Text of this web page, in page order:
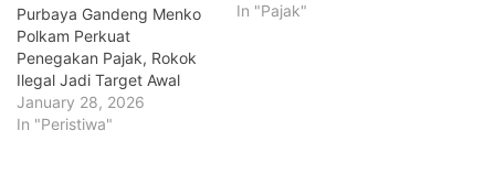
Purbaya Gandeng Menko
Polkam Perkuat
Penegakan Pajak, Rokok
Ilegal Jadi Target Awal
January 28, 2026
In "Peristiwa"
In "Pajak"